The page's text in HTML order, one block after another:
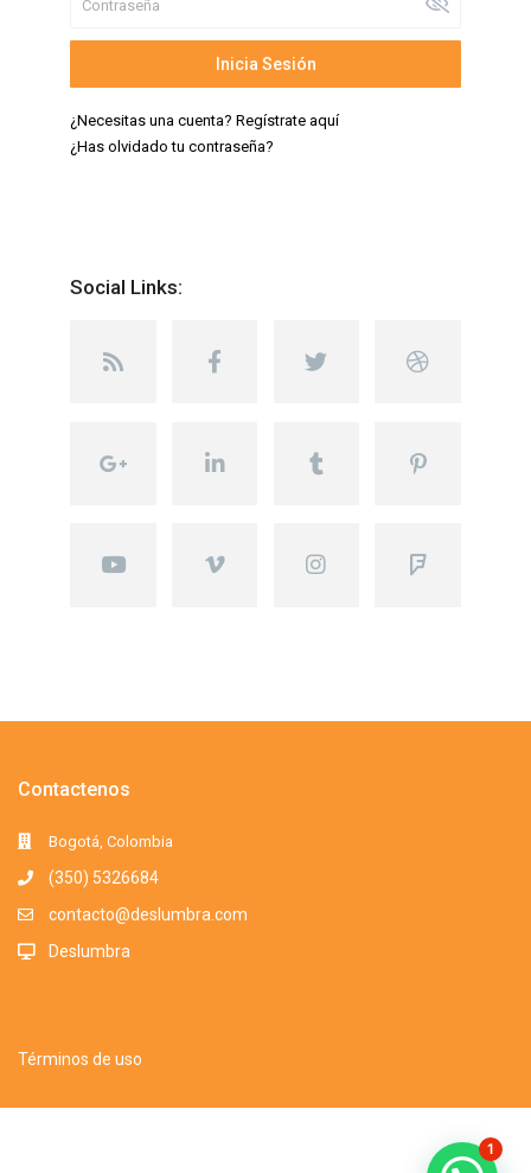
Inicia Sesión
¿Necesitas una cuenta? Regístrate aquí
¿Has olvidado tu contraseña?
Social Links:
Contactenos
Bogotá, Colombia
(350) 5326684
contacto@deslumbra.com
Deslumbra
Términos de uso
Todos los derechos reservados. Somos una marca registrada. 2016- 1